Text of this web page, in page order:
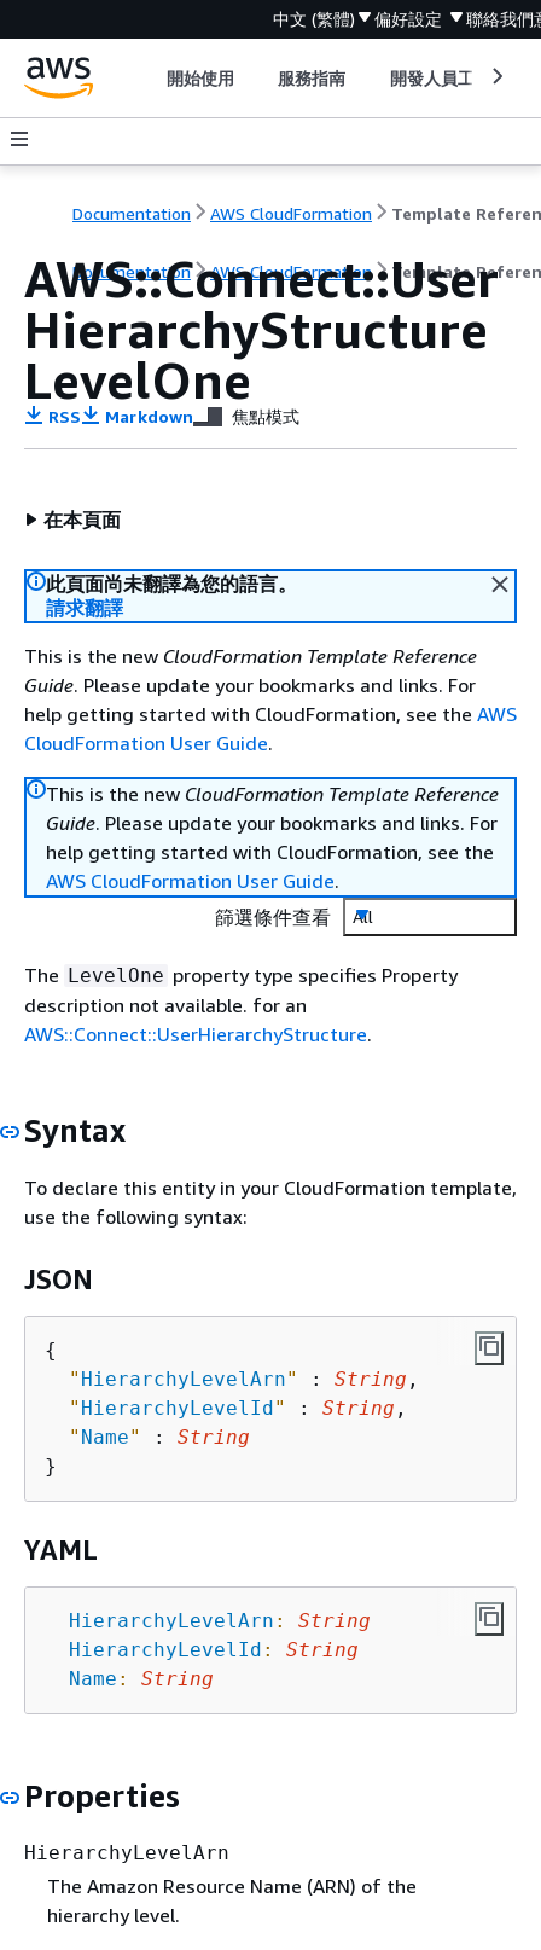
中文 (繁體) 偏好設定 聯絡我們
開始使用 服務指南 開發人員工具
Documentation AWS CloudFormation Template
Documentation AWS CloudFormation Template
AWS::Connect::User
HierarchyStructure
LevelOne
RSS Markdown 焦點模式
在本頁面
此頁面尚未翻譯為您的語言。
請求翻譯
This is the new CloudFormation Template Reference
Guide. Please update your bookmarks and links. For
help getting started with CloudFormation, see the AWS
CloudFormation User Guide.
This is the new CloudFormation Template Reference
Guide. Please update your bookmarks and links. For
help getting started with CloudFormation, see the
AWS CloudFormation User Guide.
篩選條件查看
All
The LevelOne property type specifies Property
description not available. for an
AWS::Connect::UserHierarchyStructure.
Syntax
To declare this entity in your CloudFormation template,
use the following syntax:
JSON
{
" HierarchyLevelArn" : String ,
" HierarchyLevelId" : String ,
" Name" : String
YAML
HierarchyLevelArn :
String
HierarchyLevelId :
String
Name : String
Properties
HierarchyLevelArn
The Amazon Resource Name (ARN) of the
hierarchy level.